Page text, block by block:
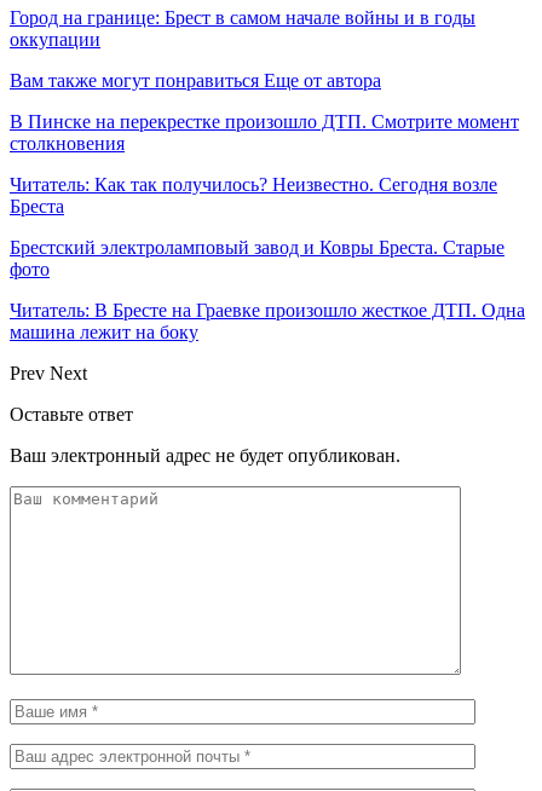
Город на границе: Брест в самом начале войны и в годы
оккупации
Вам также могут понравиться Еще от автора
В Пинске на перекрестке произошло ДТП. Смотрите момент
столкновения
Читатель: Как так получилось? Неизвестно. Сегодня возле
Бреста
Брестский электроламповый завод и Ковры Бреста. Старые
фото
Читатель: В Бресте на Граевке произошло жесткое ДТП. Одна
машина лежит на боку
Prev Next
Оставьте ответ
Ваш электронный адрес не будет опубликован.